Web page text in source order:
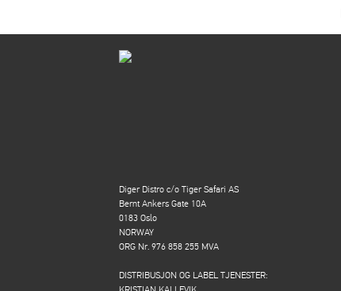
Diger Distro c/o Tiger Safari AS
Bernt Ankers Gate 10A
0183 Oslo
NORWAY
ORG Nr. 976 858 255 MVA
DISTRIBUSJON OG LABEL TJENESTER: